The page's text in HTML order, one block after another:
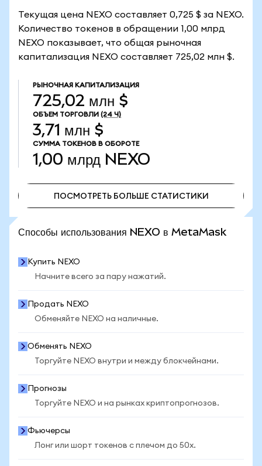
Текущая цена NEXO составляет 0,725 $ за NEXO.
Количество токенов в обращении 1,00 млрд
NEXO показывает, что общая рыночная
капитализация NEXO составляет 725,02 млн $.
РЫНОЧНАЯ КАПИТАЛИЗАЦИЯ
725,02 млн $
ОБЪЕМ ТОРГОВЛИ (24 Ч)
3,71 млн $
СУММА ТОКЕНОВ В ОБОРОТЕ
1,00 млрд NEXO
ПОСМОТРЕТЬ БОЛЬШЕ СТАТИСТИКИ
Способы использования NEXO в MetaMask
Купить NEXO
Начните всего за пару нажатий.
Продать NEXO
Обменяйте NEXO на наличные.
Обменять NEXO
Торгуйте NEXO внутри и между блокчейнами.
Прогнозы
Торгуйте NEXO и на рынках криптопрогнозов.
Фьючерсы
Лонг или шорт токенов с плечом до 50x.